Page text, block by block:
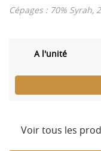
Cépages : 70% Syrah,
A l'unité
Voir tous les